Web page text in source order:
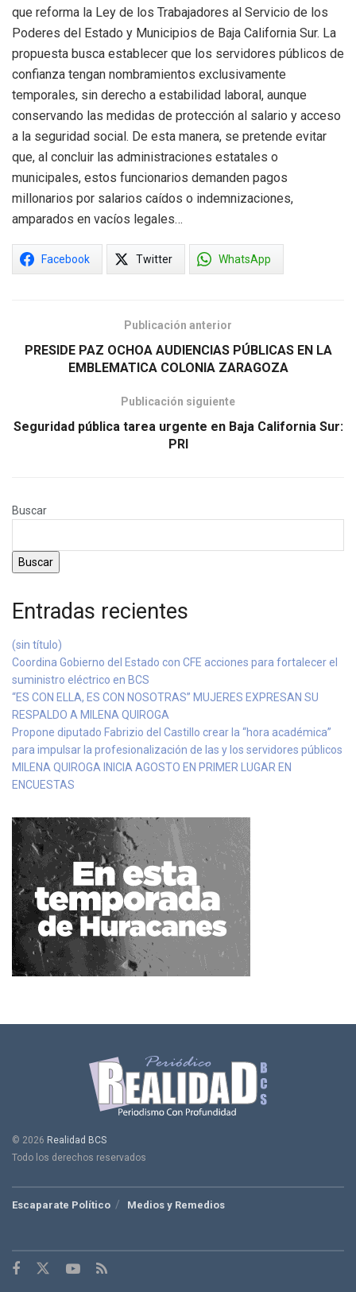
que reforma la Ley de los Trabajadores al Servicio de los
Poderes del Estado y Municipios de Baja California Sur. La
propuesta busca establecer que los servidores públicos de
confianza tengan nombramientos exclusivamente
temporales, sin derecho a estabilidad laboral, aunque
conservando las medidas de protección al salario y acceso
a la seguridad social. De esta manera, se pretende evitar
que, al concluir las administraciones estatales o
municipales, estos funcionarios demanden pagos
millonarios por salarios caídos o indemnizaciones,
amparados en vacíos legales…
Facebook Twitter WhatsApp
Publicación anterior
PRESIDE PAZ OCHOA AUDIENCIAS PÚBLICAS EN LA
EMBLEMATICA COLONIA ZARAGOZA
Publicación siguiente
Seguridad pública tarea urgente en Baja California Sur:
PRI
Buscar
Buscar
Entradas recientes
(sin título)
Coordina Gobierno del Estado con CFE acciones para fortalecer el
suministro eléctrico en BCS
“ES CON ELLA, ES CON NOSOTRAS” MUJERES EXPRESAN SU
RESPALDO A MILENA QUIROGA
Propone diputado Fabrizio del Castillo crear la “hora académica”
para impulsar la profesionalización de las y los servidores públicos
MILENA QUIROGA INICIA AGOSTO EN PRIMER LUGAR EN
ENCUESTAS
© 2026 Realidad BCS
Todo los derechos reservados
Escaparate Político Medios y Remedios